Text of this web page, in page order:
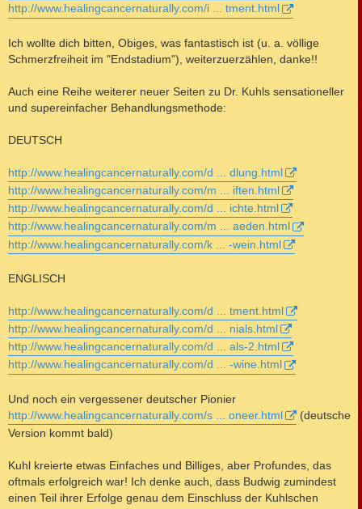
http://www.healingcancernaturally.com/i ... tment.html
Ich wollte dich bitten, Obiges, was fantastisch ist (u. a. völlige
Schmerzfreiheit im "Endstadium"), weiterzuerzählen, danke!!
Auch eine Reihe weiterer neuer Seiten zu Dr. Kuhls sensationeller
und supereinfacher Behandlungsmethode:
DEUTSCH
http://www.healingcancernaturally.com/d ... dlung.html
http://www.healingcancernaturally.com/m ... iften.html
http://www.healingcancernaturally.com/d ... ichte.html
http://www.healingcancernaturally.com/m ... aeden.html
http://www.healingcancernaturally.com/k ... -wein.html
ENGLISCH
http://www.healingcancernaturally.com/d ... tment.html
http://www.healingcancernaturally.com/d ... nials.html
http://www.healingcancernaturally.com/d ... als-2.html
http://www.healingcancernaturally.com/d ... -wine.html
Und noch ein vergessener deutscher Pionier
http://www.healingcancernaturally.com/s ... oneer.html
(deutsche
Version kommt bald)
Kuhl kreierte etwas Einfaches und Billiges, aber Profundes, das
oftmals erfolgreich war! Ich denke auch, dass Budwig zumindest
einen Teil ihrer Erfolge genau dem Einschluss der Kuhlschen